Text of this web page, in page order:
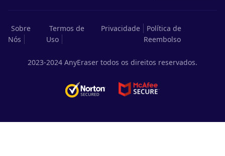
2023-2024 AnyEraser todos os direitos reservados.
Sobre
Nós
Termos de
Uso
Privacidade
Política de
Reembolso